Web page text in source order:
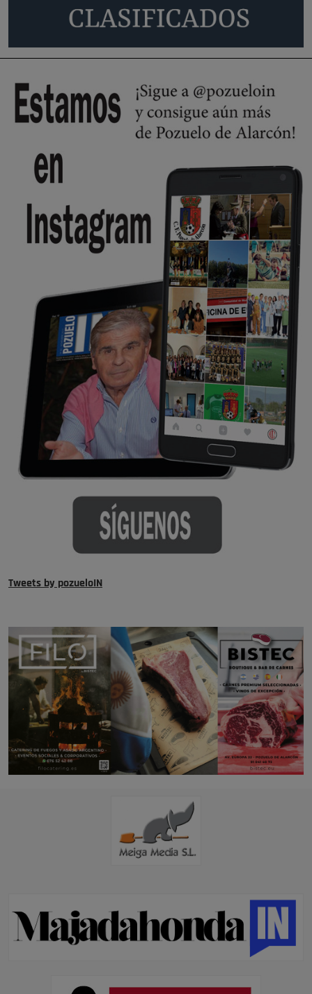
Será amigo de alguien importante...en el Congreso, Senado, en la
Policía o en la politica
🔴 EXCLUSIVA | El comisario de la …
😆Durán menos qué un caramelo en la puerta de un colegio 🍬
Pozuelo de Alarcón
🔴 EXCLUSIVA | El comisario de la …
se va porke no tiene piscina 🤪🤪🤪
Pozuelo de Alarcón
🔴 EXCLUSIVA | El comisario de la …
Tweets by pozueloIN